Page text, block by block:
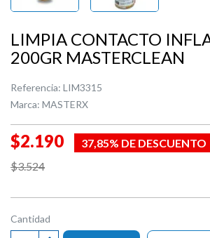
LIMPIA CONTACTO
200GR MASTERCLEAN
Referencia: LIM3315
Marca: MASTERX
$2.190
37,85% DE DESCUENTO
$3.524
Cantidad